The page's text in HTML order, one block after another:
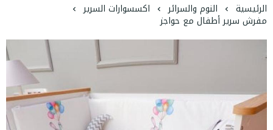
الرئيسية النوم والسرائر اكسسوارات السرير
مفرش سرير أطفال مع حواجز